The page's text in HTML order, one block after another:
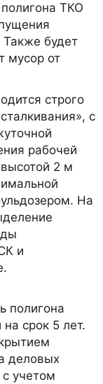
ТКО
Также будет
мусор от
строго
с
рабочей
2 м
На
и
полигона
срок 5 лет.
деловых
учетом